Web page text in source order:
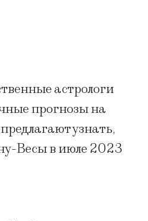
астрологи
прогнозы на
узнать,
Весы в июле 2023